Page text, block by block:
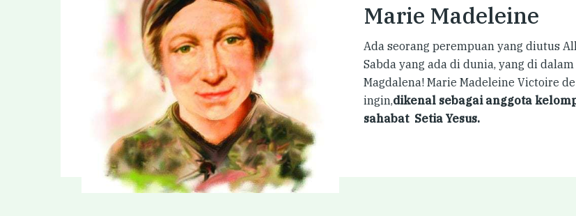
Marie Madeleine
Ada seorang perempuan yang diutus
Sabda yang ada di dunia, yang di
Magdalena! Marie Madeleine Victoire
ingin,dikenal sebagai anggota
sahabat Setia Yesus.